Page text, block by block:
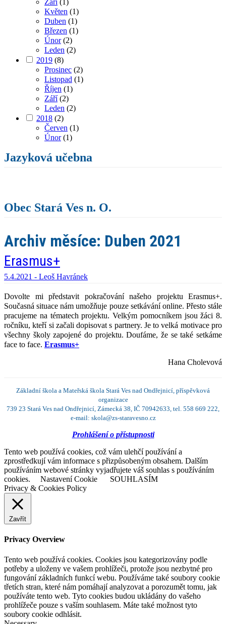
Září(1)
Květen (1)
Duben (1)
Březen (1)
Únor(2)
Leden (2)
2019 (8)
Prosinec (2)
Listopad (1)
Říjen (1)
Září(2)
Leden (2)
2018 (2)
Červen (1)
Únor(1)
Jazyková učebna
Obec Stará Ves n. O.
Archiv měsíce: Duben 2021
Erasmus+
5.4.2021 - Leoš Havránek
Dovolte mi představit pokračování našeho projektu Erasmus+.
Současná situace nám umožňuje pouze setkávání online. Přesto stále
pracujeme na tématech projektu. Velkým pomocníkem jsou žáci 8.
ročníku, kteří si začali dopisovat s partnery. Je to velká motivace pro
všechny školy zapojené do projektu. Doufáme, že se také setkáme
face to face. Erasmus+
Hana Cholevová
Základní škola a Mateřská škola Stará Ves nad Ondřejnicí, příspěvková
organizace
739 23 Stará Ves nad Ondřejnicí, Zámecká 38, IČ 70942633, tel. 558 669 222,
e-mail: skola@zs-staravesno.cz
Prohlášení o přístupnosti
Tento web používá cookies, což vám ulehčí používání a
zprostředkují vám informace s přizpůsobeným obsahem. Dalším
používáním webové stránky vyjadřujete váš souhlas s používáním
cookies.
Nastavení Cookie
SOUHLASÍM
Privacy & Cookies Policy
Zavřít
Privacy Overview
Tento web používá cookies. Cookies jsou kategorizovány podle
potřeby a uloženy ve vašem prohlížeči, protože jsou nezbytné pro
fungování základních funkcí webu. Používáme také soubory cookie
třetích stran, které nám pomáhají analyzovat a porozumět tomu, jak
používáte tento web. Tyto cookies budou ukládány do vašeho
prohlížeče pouze s vaším souhlasem. Máte také možnost tyto
soubory cookie odhlásit.